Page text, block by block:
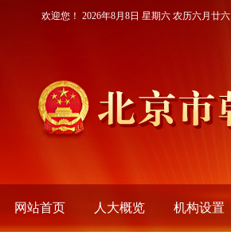
欢迎您！ 2026年8月8日 星期六 农历六月廿六
网站首页 人大概览 机构设置